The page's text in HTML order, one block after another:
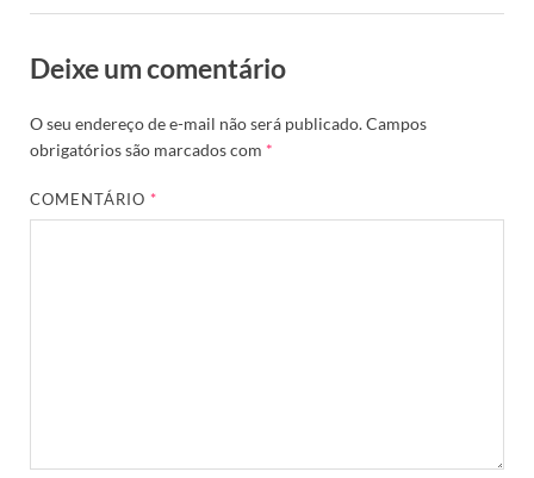
Deixe um comentário
O seu endereço de e-mail não será publicado.Campos
obrigatórios são marcados com *
COMENTÁRIO*